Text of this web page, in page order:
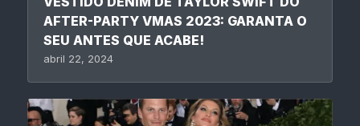
AFTER-PARTY VMAS 2023: GARANTA O
SEU ANTES QUE ACABE!
abril 22, 2024